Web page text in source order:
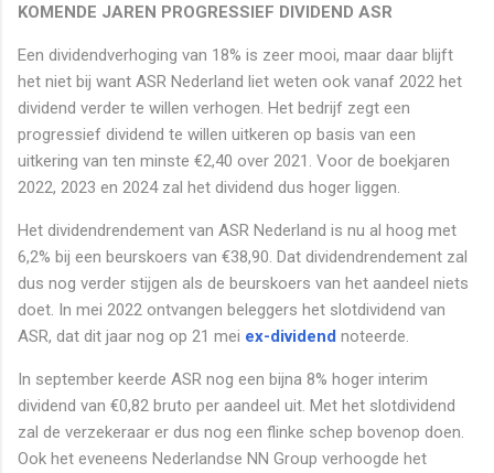
KOMENDE JAREN PROGRESSIEF DIVIDEND ASR
Een dividendverhoging van 18% is zeer mooi, maar daar blijft
het niet bij want ASR Nederland liet weten ook vanaf 2022 het
dividend verder te willen verhogen. Het bedrijf zegt een
progressief dividend te willen uitkeren op basis van een
uitkering van ten minste €2,40 over 2021. Voor de boekjaren
2022, 2023 en 2024 zal het dividend dus hoger liggen.
Het dividendrendement van ASR Nederland is nu al hoog met
6,2% bij een beurskoers van €38,90. Dat dividendrendement zal
dus nog verder stijgen als de beurskoers van het aandeel niets
doet. In mei 2022 ontvangen beleggers het slotdividend van
ASR, dat dit jaar nog op 21 mei ex-dividend noteerde.
In september keerde ASR nog een bijna 8% hoger interim
dividend van €0,82 bruto per aandeel uit. Met het slotdividend
zal de verzekeraar er dus nog een flinke schep bovenop doen.
Ook het eveneens Nederlandse NN Group verhoogde het